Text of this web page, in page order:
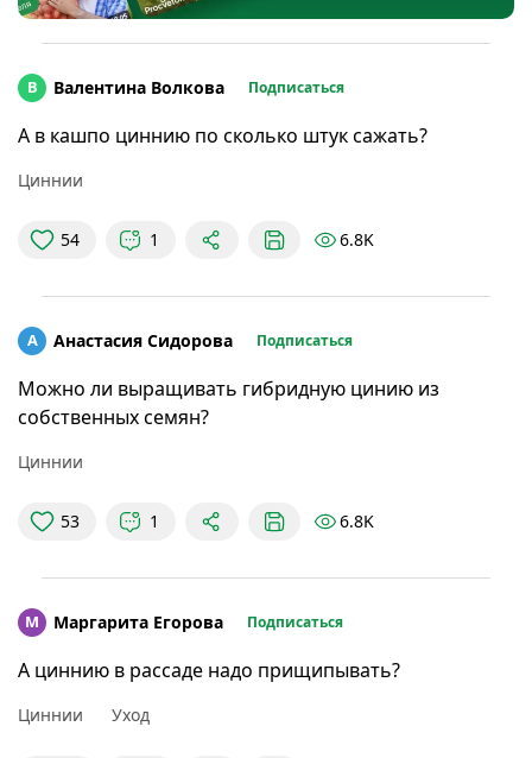
В Валентина Волкова Подписаться
А в кашпо циннию по сколько штук сажать?
Циннии
54 1 6.8K
А Анастасия Сидорова Подписаться
Можно ли выращивать гибридную цинию из
собственных семян?
Циннии
53 1 6.8K
М Маргарита Егорова Подписаться
А циннию в рассаде надо прищипывать?
Циннии Уход